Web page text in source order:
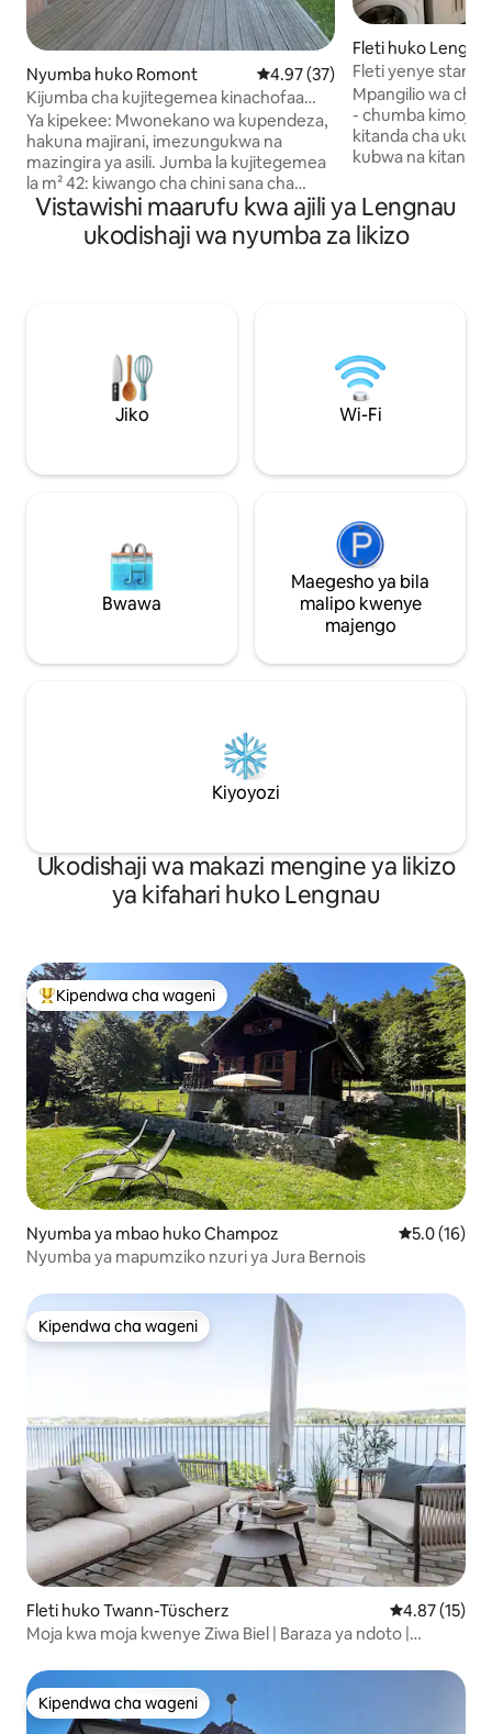
Nyumba huko Romont Ukadiriaji wa wastani wa 4.97
4.97 (37)
Kijumba cha kujitegemea kinachofaa
kwa mazingira
Ya kipekee: Mwonekano wa kupendeza,
hakuna majirani, imezungukwa na
mazingira ya asili. Jumba la kujitegemea
la m² 42: kiwango cha chini sana cha
uzalishaji wa kaboni, nishati ya jua, jiko la
kuni lenye mfumo wa kuingiza hewa ya
nje, maji ya mvua yaliyochujwa na
yenye ubora wa juu sentimita 150x200 +
sehemu iliyofungwa ikiwa ni pamoja na:
vitanda 2 vinavyoweza kurudishwa
nyuma sentimita 80x200. Hifadhi salama
(Netflix n.k.)
Fleti huko
Fleti yenye
meko
Mpangilio wa
- chumba kimoja
kitanda cha
kubwa na kitanda
kuosha,
tofauti - sebule-
na kitanda cha
la maji na
mtoto
Vistawishi maarufu kwa ajili ya Lengnau
ukodishaji wa nyumba za likizo
Jiko Wi-Fi
Bwawa
Maegesho ya bila
malipo kwenye
majengo
Kiyoyozi
Ukodishaji wa makazi mengine ya likizo
ya kifahari huko Lengnau
Kipendwa maarufu cha wageni
Kipendwa cha wageni
Nyumba ya mbao huko Champoz Ukadiriaji
5.0 (16)
Nyumba ya mapumziko nzuri ya Jura Bernois
Kipendwa cha wageni
Kipendwa cha wageni
Fleti huko Twann-Tüscherz Ukadiriaji wa
4.87 (15)
Moja kwa moja kwenye Ziwa Biel | Baraza ya ndoto |
Kipendwa cha wageni
Kipendwa cha wageni